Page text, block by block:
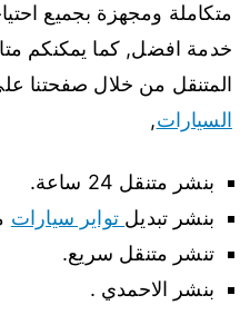
متكاملة ومجهزة بجميع
خدمة افضل, كما يمكنكم
المتنقل من خلال صفحتنا
السيارات,
بنشر متنقل 24 ساعة.
بنشر تبديل تواير سيارات
تنشر متنقل سريع.
بنشر الاحمدي .